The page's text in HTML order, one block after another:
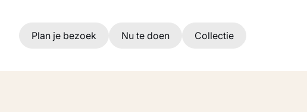
Ga naar hoofdinhoud
Plan je bezoek Nu te doen Collectie